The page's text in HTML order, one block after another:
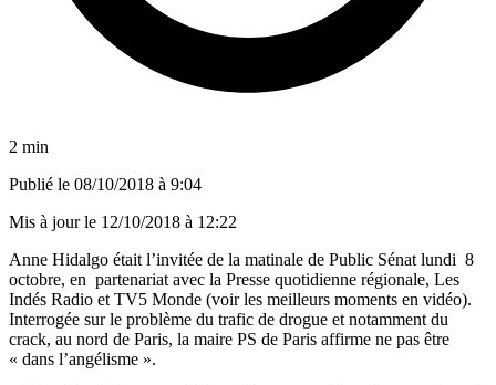
2 min
Publié le 08/10/2018 à 9:04
Mis à jour le 12/10/2018 à 12:22
Anne Hidalgo était l’invitée de la matinale de Public Sénat lundi 8
octobre, en partenariat avec la Presse quotidienne régionale, Les
Indés Radio et TV5 Monde (voir les meilleurs moments en vidéo).
Interrogée sur le problème du trafic de drogue et notamment du
crack, au nord de Paris, la maire PS de Paris affirme ne pas être
« dans l’angélisme ».